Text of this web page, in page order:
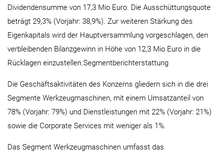
Dividendensumme von 17,3 Mio Euro. Die Ausschüttungsquote
beträgt 29,3% (Vorjahr: 38,9%). Zur weiteren Stärkung des
Eigenkapitals wird der Hauptversammlung vorgeschlagen, den
verbleibenden Bilanzgewinn in Höhe von 12,3 Mio Euro in die
Rücklagen einzustellen.Segmentberichterstattung
Die Geschäftsaktivitäten des Konzerns gliedern sich in die drei
Segmente Werkzeugmaschinen, mit einem Umsatzanteil von
78% (Vorjahr: 79%) und Dienstleistungen mit 22% (Vorjahr: 21%)
sowie die Corporate Services mit weniger als 1%.
Das Segment Werkzeugmaschinen umfasst das